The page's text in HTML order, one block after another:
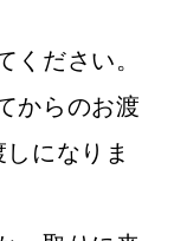
ください。
からのお渡
になりま